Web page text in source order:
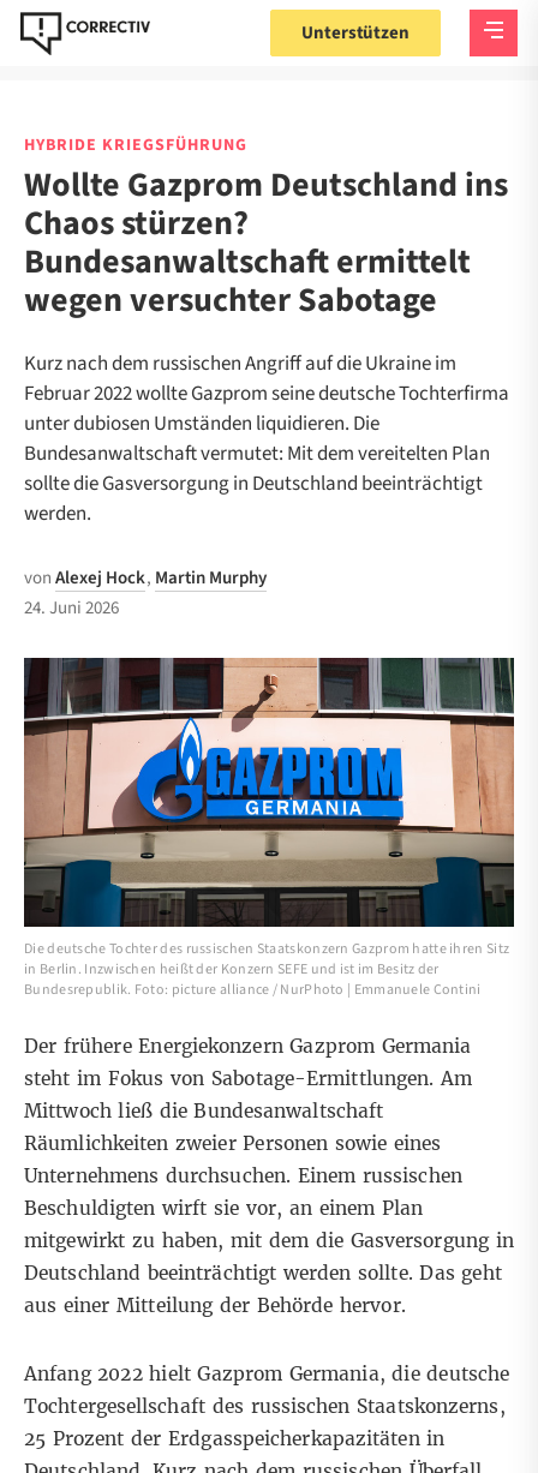
Unterstützen
HYBRIDE KRIEGSFÜHRUNG
Wollte Gazprom Deutschland ins
Chaos stürzen?
Bundesanwaltschaft ermittelt
wegen versuchter Sabotage
Kurz nach dem russischen Angriff auf die Ukraine im
Februar 2022 wollte Gazprom seine deutsche Tochterfirma
unter dubiosen Umständen liquidieren. Die
Bundesanwaltschaft vermutet: Mit dem vereitelten Plan
sollte die Gasversorgung in Deutschland beeinträchtigt
werden.
vonAlexej Hock, Martin Murphy
24. Juni 2026
Die deutsche Tochter des russischen Staatskonzern Gazprom hatte ihren Sitz
in Berlin. Inzwischen heißt der Konzern SEFE und ist im Besitz der
Bundesrepublik. Foto: picture alliance / NurPhoto | Emmanuele Contini
Der frühere Energiekonzern Gazprom Germania
steht im Fokus von Sabotage-Ermittlungen. Am
Mittwoch ließ die Bundesanwaltschaft
Räumlichkeiten zweier Personen sowie eines
Unternehmens durchsuchen. Einem russischen
Beschuldigten wirft sie vor, an einem Plan
mitgewirkt zu haben, mit dem die Gasversorgung in
Deutschland beeinträchtigt werden sollte. Das geht
aus einerMitteilung der Behörde hervor.
Anfang 2022 hielt Gazprom Germania, die deutsche
Tochtergesellschaft des russischen Staatskonzerns,
25 Prozent der Erdgasspeicherkapazitäten in